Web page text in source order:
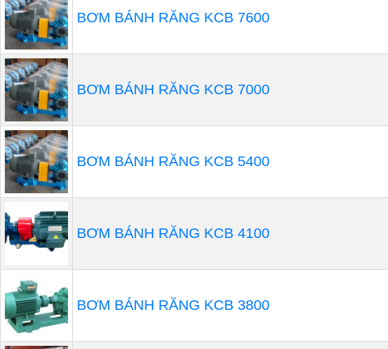
Màng bơm sẽ chuyển động và truyền động từ piston hoạt
hợp ưu việt của 2 loại bơm, mạnh mẽ của bơm piston và độ
được chia đôi bởi một vách ngăn. Ngăn phụ được đổ đầy
piston. Ngăn chính sẽ hoạt động như buồng bơm. Màng
chất lỏng cần bơm
Bơm định lượng màng
Được sử dụng khi cần phải xác định chính xác lượng chất
hoạt động như một trái tim. Có rất nhiều ưu điểm: cho phép
không bị rò rỉ, cấu tạo đơn giản, bền bỉ ít hư hỏng. Xem thêm
Bơm định lượng điện tử
Bợm định lượng hoạt động nhờ màng bơm chuyển động từ
Xem thêmBơm Định Lượng Trong Các Nhà Máy Hóa Chất
Top 10 máy bơm định lượng giá tốt hiện
BƠM BÁNH RĂNG KCB 7600
BƠM BÁNH RĂNG KCB 7000
BƠM BÁNH RĂNG KCB 5400
BƠM BÁNH RĂNG KCB 4100
BƠM BÁNH RĂNG KCB 3800